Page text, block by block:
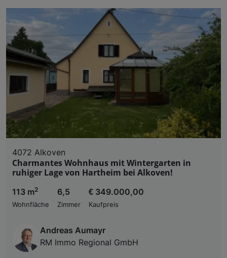
4072 Alkoven
Charmantes Wohnhaus mit Wintergarten in
ruhiger Lage von Hartheim bei Alkoven!
113 m2
Wohnfläche
6,5
Zimmer
€ 349.000,00
Kaufpreis
Andreas Aumayr
RM Immo Regional GmbH